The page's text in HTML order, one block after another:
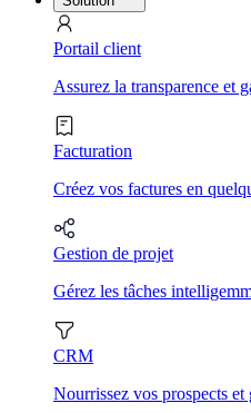
Portail client
Assurez la transparence et
Facturation
Créez vos factures en
Gestion de projet
Gérez les tâches
CRM
Nourrissez vos prospects